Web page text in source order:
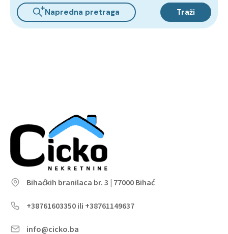
Napredna pretraga Traži
Bihaćkih branilaca br. 3 | 77000 Bihać
+38761603350 ili +38761149637
info@cicko.ba